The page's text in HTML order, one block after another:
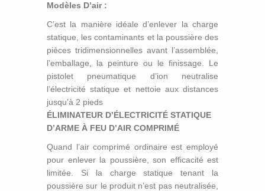
Modèles D’air :
C’est la manière idéale d’enlever la charge
statique, les contaminants et la poussière des
pièces tridimensionnelles avant l’assemblée,
l’emballage, la peinture ou le finissage. Le
pistolet pneumatique d’ion neutralise
l’électricité statique et nettoie aux distances
jusqu’à 2 pieds
ÉLIMINATEUR D’ÉLECTRICITÉ STATIQUE
D’ARME À FEU D’AIR COMPRIMÉ
Quand l’air comprimé ordinaire est employé
pour enlever la poussière, son efficacité est
limitée. Si la charge statique tenant la
poussière sur le produit n’est pas neutralisée,